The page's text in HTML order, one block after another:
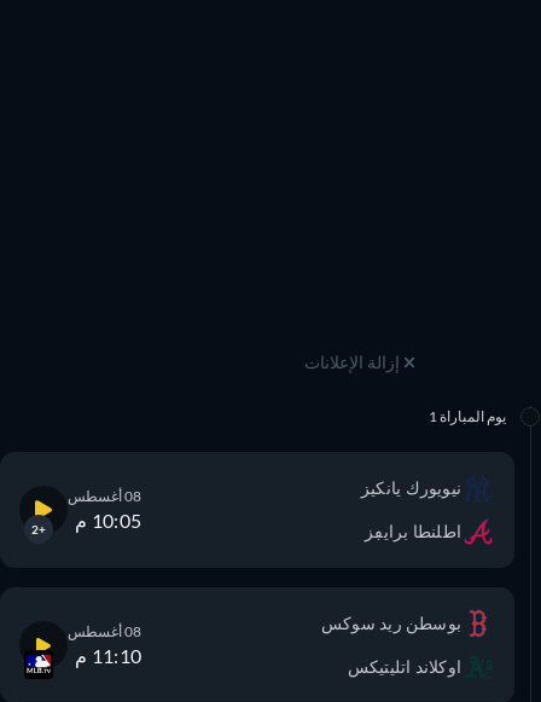
إزالة الإعلانات
يوم المباراة 1
نيويورك يانكيز
اطلنطا برايڢز 10:05 م
بوسطن ريد سوكس
اوكلاند اتليتيكس 11:10 م